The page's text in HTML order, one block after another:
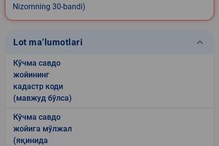
Nizomning 30-bandi)
Lot ma’lumotlari keyboard_arrow_down
Кўчма савдо
жойининг
кадастр коди
(мавжуд бўлса)
Кўчма савдо
жойига мўлжал
(яқинида